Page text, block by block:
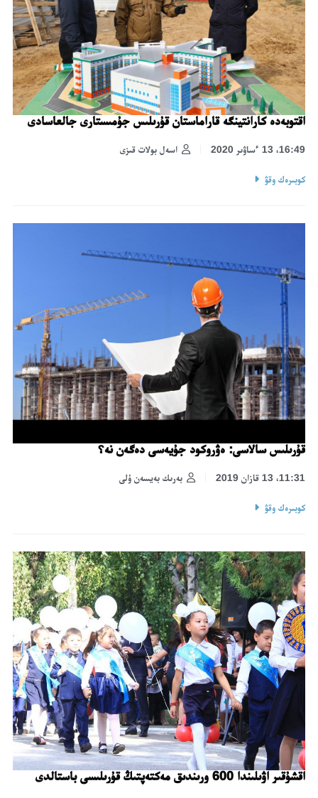
اقتوبەدە كارانتينگە قاراماستان قۇرىلىس جۇمىستارى جالعاسادى
اسەل بولات قىزى 16:49، 13 ءساۋىر 2020
كوبىرەك وقۋ
قۇرىلىس سالاسى: ەۋروكود جۇيەسى دەگەن نە؟
بەرىك بەيسەن ۇلى 11:31، 13 قازان 2019
كوبىرەك وقۋ
اقشۇقىر اۋىلىندا 600 ورىندىق مەكتەپتىڭ قۇرىلىسى باستالدى